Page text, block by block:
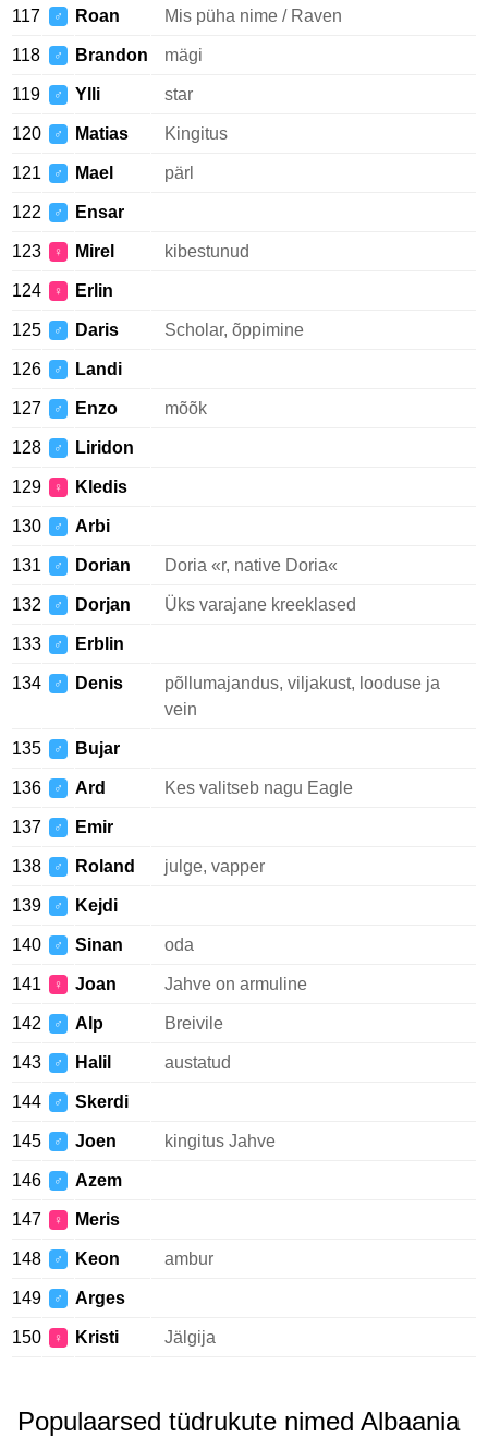
117 ♂ Roan Mis püha nime / Raven
118 ♂ Brandon mägi
119 ♂ Ylli star
120 ♂ Matias Kingitus
121 ♂ Mael pärl
122 ♂ Ensar
123 ♀ Mirel kibestunud
124 ♀ Erlin
125 ♂ Daris Scholar, õppimine
126 ♂ Landi
127 ♂ Enzo mõõk
128 ♂ Liridon
129 ♀ Kledis
130 ♂ Arbi
131 ♂ Dorian Doria «r, native Doria«
132 ♂ Dorjan Üks varajane kreeklased
133 ♂ Erblin
134 ♂ Denis
põllumajandus, viljakust, looduse ja
vein
135 ♂ Bujar
136 ♂ Ard Kes valitseb nagu Eagle
137 ♂ Emir
138 ♂ Roland julge, vapper
139 ♂ Kejdi
140 ♂ Sinan oda
141 ♀ Joan Jahve on armuline
142 ♂ Alp Breivile
143 ♂ Halil austatud
144 ♂ Skerdi
145 ♂ Joen kingitus Jahve
146 ♂ Azem
147 ♀ Meris
148 ♂ Keon ambur
149 ♂ Arges
150 ♀ Kristi Jälgija
Populaarsed tüdrukute nimed Albaania